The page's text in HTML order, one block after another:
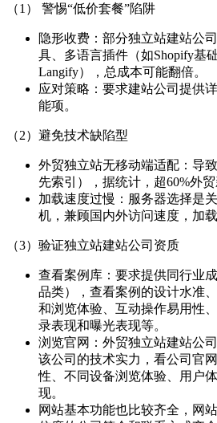
（1） 警惕“低价套餐”陷阱
隐形收费：部分独立站建站公
具、多语言插件（如Shopify基
Langify），总成本可能翻倍。
应对策略：要求建站公司提供
能项。
（2）避免技术缺陷型
外贸独立站无移动端适配：导
先索引），据统计，超60%外
加载速度过慢：服务器选择是
机，兼顾国内外访问速度，加
（3）验证独立站建站公司资质
查看案例库：要求提供同行业
品类），查看案例的设计水准
和浏览体验、互动操作易用性
录表现和曝光表现等。
浏览官网：外贸独立站建站公
该公司的技术实力，看公司官
性、不同设备浏览体验、用户
现。
网站基本功能也比较齐全，网